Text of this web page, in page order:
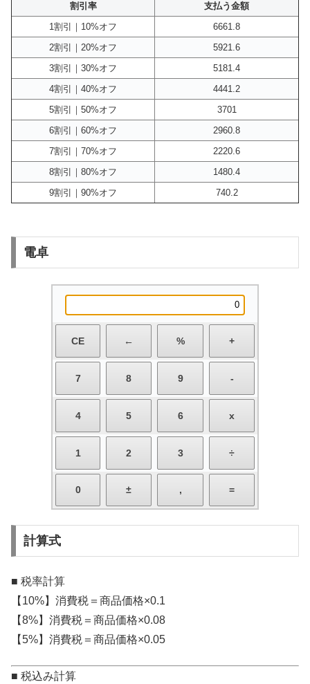
割引率
支払う金額
1割引｜10%オフ
6661.8
2割引｜20%オフ
5921.6
3割引｜30%オフ
5181.4
4割引｜40%オフ
4441.2
5割引｜50%オフ
3701
6割引｜60%オフ
2960.8
7割引｜70%オフ
2220.6
8割引｜80%オフ
1480.4
9割引｜90%オフ
740.2
電卓
計算式
■ 税率計算
【10%】消費税＝商品価格×0.1
【8%】消費税＝商品価格×0.08
【5%】消費税＝商品価格×0.05
■ 税込み計算